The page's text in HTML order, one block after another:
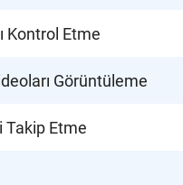
Kontrol Etme
Görüntüleme
Takip Etme